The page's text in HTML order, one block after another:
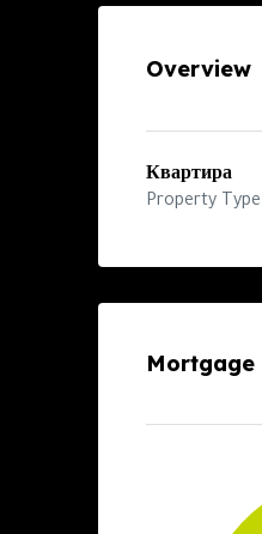
Overview
Квартира
Property Type
Mortgage